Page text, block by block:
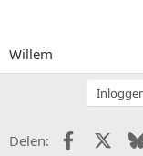
Willem
Delen: Facebook
X